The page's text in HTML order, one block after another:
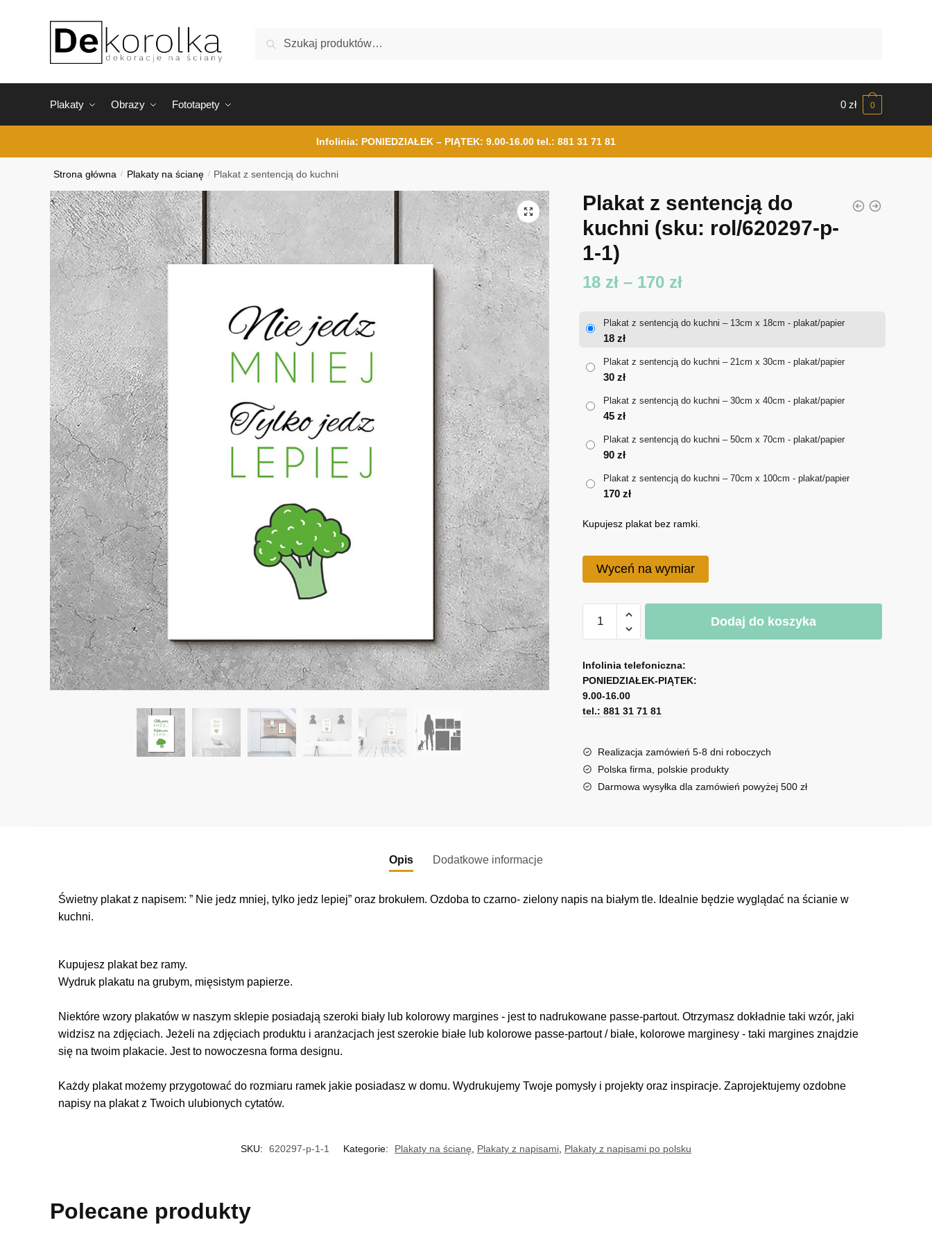
Szukaj
Plakaty Obrazy Fototapety 0 zł 0
Infolinia: PONIEDZIAŁEK – PIĄTEK: 9.00-16.00 tel.: 881 31 71 81
Strona główna / Plakaty na ścianę / Plakat z sentencją do kuchni
Plakat z sentencją do
kuchni (sku: rol/620297-p-
1-1)
18 zł – 170 złZakres
18 zł
Plakat z sentencją do kuchni – 13cm x 18cm - plakat/papier
18 zł
Plakat z sentencją do kuchni – 21cm x 30cm - plakat/papier
30 zł
Plakat z sentencją do kuchni – 30cm x 40cm - plakat/papier
45 zł
Plakat z sentencją do kuchni – 50cm x 70cm - plakat/papier
90 zł
Plakat z sentencją do kuchni – 70cm x 100cm - plakat/papier
170 zł
Kupujesz plakat bez ramki.
Wyceń na wymiar
Plakat
sentencją
do
kuchni
Dodaj do koszyka
l
t
e
r
a
t
i
Infolinia telefoniczna:
PONIEDZIAŁEK-PIĄTEK:
9.00-16.00
tel.: 881 31 71 81
Realizacja zamówień 5-8 dni roboczych
Polska firma, polskie produkty
Darmowa wysyłka dla zamówień powyżej 500 zł
Opis Dodatkowe informacje
Świetny plakat z napisem: ” Nie jedz mniej, tylko jedz lepiej” oraz brokułem. Ozdoba to czarno- zielony napis na białym tle. Idealnie będzie wyglądać na ścianie w
kuchni.
Kupujesz plakat bez ramy.
Wydruk plakatu na grubym, mięsistym papierze.
Niektóre wzory plakatów w naszym sklepie posiadają szeroki biały lub kolorowy margines - jest to nadrukowane passe-partout. Otrzymasz dokładnie taki wzór, jaki
widzisz na zdjęciach. Jeżeli na zdjęciach produktu i aranżacjach jest szerokie białe lub kolorowe passe-partout / białe, kolorowe marginesy - taki margines znajdzie
się na twoim plakacie. Jest to nowoczesna forma designu.
Każdy plakat możemy przygotować do rozmiaru ramek jakie posiadasz w domu. Wydrukujemy Twoje pomysły i projekty oraz inspiracje. Zaprojektujemy ozdobne
napisy na plakat z Twoich ulubionych cytatów.
SKU: 620297-p-1-1 Kategorie: Plakaty na ścianę, Plakaty z napisami, Plakaty z napisami po polsku
Polecane produkty